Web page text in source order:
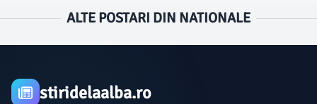
ALTE POSTARI DIN NATIONALE
stiridelaalba.ro